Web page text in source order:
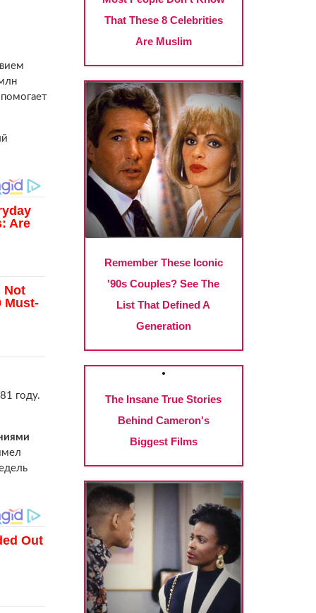
году.